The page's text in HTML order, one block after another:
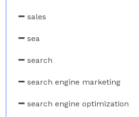
sales
sea
search
search engine marketing
search engine optimization